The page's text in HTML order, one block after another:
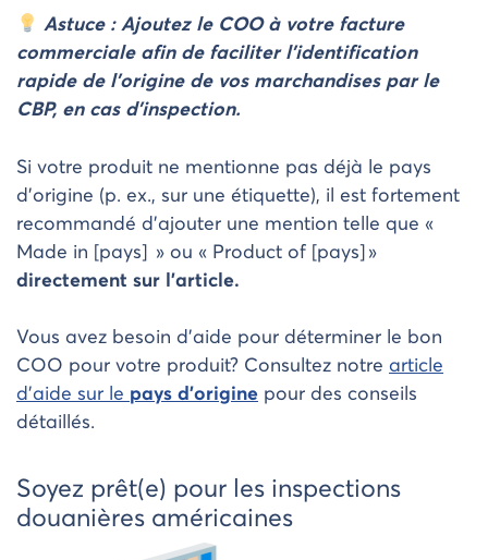
Astuce: Ajoutez le COO à votre facture
commercialeafin de faciliter l’identification
rapide de l’origine de vos marchandises par le
CBP, en cas d’inspection.
Si votre produit ne mentionne pas déjà le pays
d’origine (p. ex., sur une étiquette), il est fortement
recommandé d’ajouter une mention telle que «
Made in [pays] » ou « Product of [pays] »
directement sur l’article.
Vous avez besoin d’aide pour déterminer le bon
COO pour votre produit? Consultez notre article
d’aide sur le pays d’origine pour des conseils
détaillés.
Soyez prêt(e) pour les inspections
douanières américaines